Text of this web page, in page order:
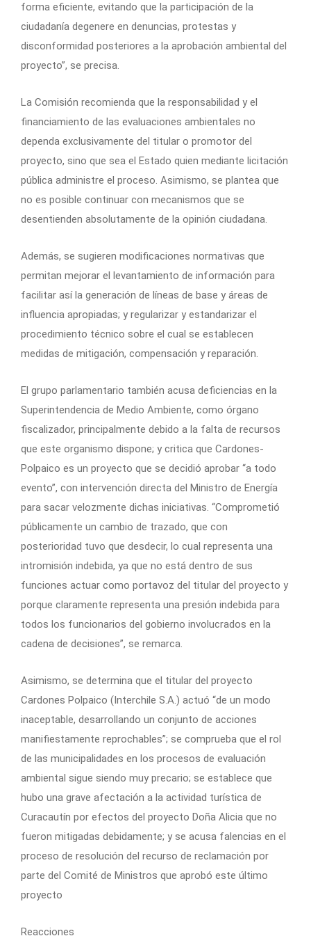
forma eficiente, evitando que la participación de la
ciudadanía degenere en denuncias, protestas y
disconformidad posteriores a la aprobación ambiental del
proyecto”, se precisa.
La Comisión recomienda que la responsabilidad y el
financiamiento de las evaluaciones ambientales no
dependa exclusivamente del titular o promotor del
proyecto, sino que sea el Estado quien mediante licitación
pública administre el proceso. Asimismo, se plantea que
no es posible continuar con mecanismos que se
desentienden absolutamente de la opinión ciudadana.
Además, se sugieren modificaciones normativas que
permitan mejorar el levantamiento de información para
facilitar así la generación de líneas de base y áreas de
influencia apropiadas; y regularizar y estandarizar el
procedimiento técnico sobre el cual se establecen
medidas de mitigación, compensación y reparación.
El grupo parlamentario también acusa deficiencias en la
Superintendencia de Medio Ambiente, como órgano
fiscalizador, principalmente debido a la falta de recursos
que este organismo dispone; y critica que Cardones-
Polpaico es un proyecto que se decidió aprobar “a todo
evento”, con intervención directa del Ministro de Energía
para sacar velozmente dichas iniciativas. “Comprometió
públicamente un cambio de trazado, que con
posterioridad tuvo que desdecir, lo cual representa una
intromisión indebida, ya que no está dentro de sus
funciones actuar como portavoz del titular del proyecto y
porque claramente representa una presión indebida para
todos los funcionarios del gobierno involucrados en la
cadena de decisiones”, se remarca.
Asimismo, se determina que el titular del proyecto
Cardones Polpaico (Interchile S.A.) actuó “de un modo
inaceptable, desarrollando un conjunto de acciones
manifiestamente reprochables”; se comprueba que el rol
de las municipalidades en los procesos de evaluación
ambiental sigue siendo muy precario; se establece que
hubo una grave afectación a la actividad turística de
Curacautín por efectos del proyecto Doña Alicia que no
fueron mitigadas debidamente; y se acusa falencias en el
proceso de resolución del recurso de reclamación por
parte del Comité de Ministros que aprobó este último
proyecto
Reacciones